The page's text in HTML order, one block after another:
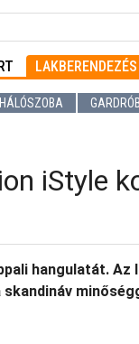
LAKBERENDEZÉS
HÁLÓSZOBA GARDRÓB
iStyle
hangulatát.